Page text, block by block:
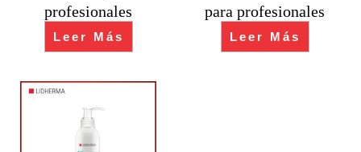
profesionales
Leer Más
para profesionales
Leer Más